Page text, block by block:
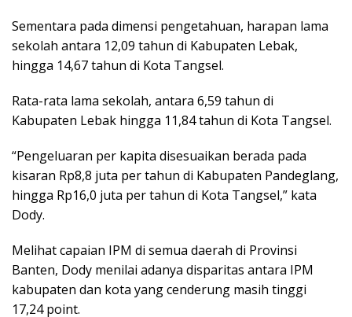
Sementara pada dimensi pengetahuan, harapan lama
sekolah antara 12,09 tahun di Kabupaten Lebak,
hingga 14,67 tahun di Kota Tangsel.
Rata-rata lama sekolah, antara 6,59 tahun di
Kabupaten Lebak hingga 11,84 tahun di Kota Tangsel.
“Pengeluaran per kapita disesuaikan berada pada
kisaran Rp8,8 juta per tahun di Kabupaten Pandeglang,
hingga Rp16,0 juta per tahun di Kota Tangsel,” kata
Dody.
Melihat capaian IPM di semua daerah di Provinsi
Banten, Dody menilai adanya disparitas antara IPM
kabupaten dan kota yang cenderung masih tinggi
17,24 point.